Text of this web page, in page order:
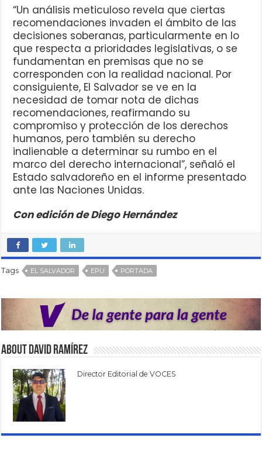
“Un análisis meticuloso revela que ciertas
recomendaciones invaden el ámbito de las
decisiones soberanas, particularmente en lo
que respecta a prioridades legislativas, o se
fundamentan en premisas que no se
corresponden con la realidad nacional. Por
consiguiente, El Salvador se ve en la
necesidad de tomar nota de dichas
recomendaciones, reafirmando su
compromiso y protección de los derechos
humanos, pero también su derecho
inalienable a determinar su rumbo en el
marco del derecho internacional”, señaló el
Estado salvadoreño en el informe presentado
ante las Naciones Unidas.
Con edición de Diego Hernández
Tags EL SALVADOR EPU PORTADA
About David Ramírez
Director Editorial de VOCES